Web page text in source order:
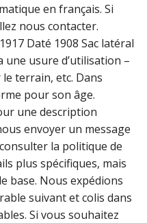
en français. Si
nous contacter.
Daté 1908 Sac latéral
une usure d’utilisation –
terrain, etc. Dans
pour son âge.
une description
envoyer un message
la politique de
plus spécifiques, mais
base. Nous expédions
suivant et colis dans
Si vous souhaitez